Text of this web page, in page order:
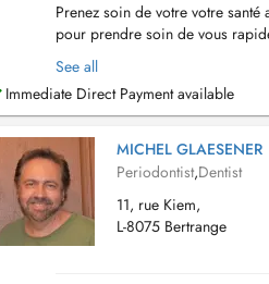
Prenez soin de votre votre
pour prendre soin de vous
des heures voire même des
See all
Immediate Direct Payment available
MICHEL GLAESENER
Periodontist,Dentist
11, rue Kiem,
L-8075 Bertrange